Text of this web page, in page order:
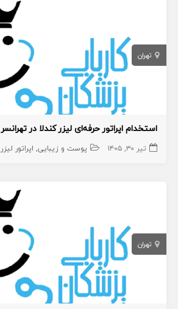
تهران
استخدام اپراتور حرفه‌ای لیزر کندلا در تهرانسر
تیر ۳۰, ۱۴۰۵ پوست و زیبایی اپراتور لیزر
تهران